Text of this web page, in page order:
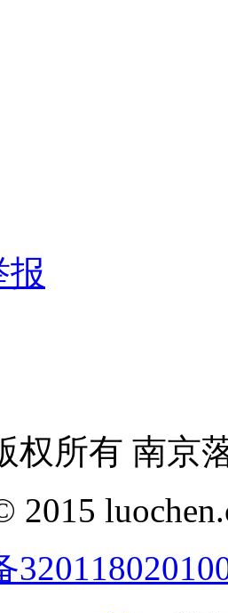
报
权所有 南京
2015